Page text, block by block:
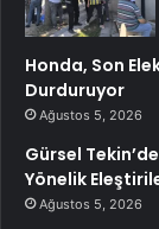
Honda, Son
Durduruyor
Ağustos 5, 2026
Gürsel
Yönelik
Ağustos 5, 2026